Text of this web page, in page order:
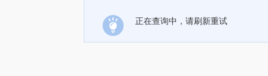
正在查询中，请刷新重试